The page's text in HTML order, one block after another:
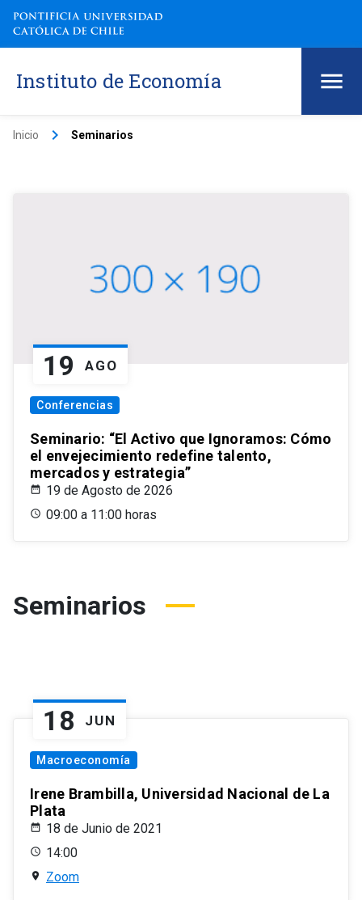
Instituto de Economía
Inicio keyboard_arrow_right Seminarios
19 AGO
Conferencias
Seminario: “El Activo que Ignoramos: Cómo
el envejecimiento redefine talento,
mercados y estrategia”
19 de Agosto de 2026
09:00 a 11:00 horas
Seminarios
18 JUN
Macroeconomía
Irene Brambilla, Universidad Nacional de La
Plata
18 de Junio de 2021
14:00
Zoom